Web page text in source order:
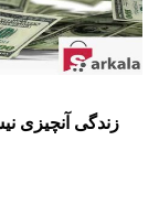
زندگی آنچیزی